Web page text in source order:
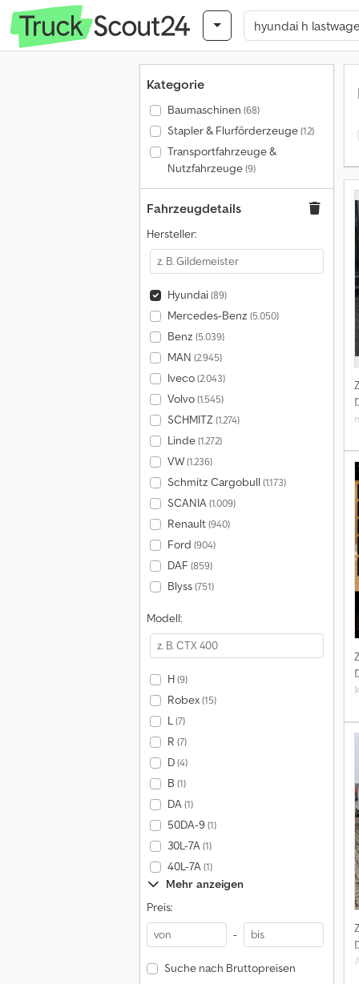
Kategorie
Baumaschinen (68)
Stapler & Flurförderzeuge(12)
Transportfahrzeuge &
Nutzfahrzeuge(9)
Fahrzeugdetails
Hersteller:
Hyundai(89)
Mercedes-Benz (5.050)
Benz (5.039)
MAN (2.945)
Iveco(2.043)
Volvo(1.545)
SCHMITZ(1.274)
Linde(1.272)
VW(1.236)
Schmitz Cargobull (1.173)
SCANIA(1.009)
Renault(940)
Ford (904)
DAF (859)
Blyss(751)
Modell:
H(9)
Robex(15)
L(7)
R (7)
D(4)
B (1)
DA(1)
50DA-9 (1)
30L-7A(1)
40L-7A(1)
Mehr anzeigen
Preis:
-
Suche nach Bruttopreisen